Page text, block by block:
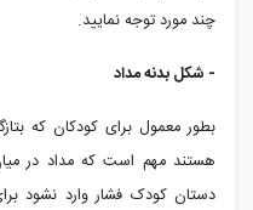
چند مورد توجه نمایید.
- شکل بدنه مداد
بطور معمول برای کودکان که
هستند مهم است که مداد در
دستان کودک فشار وارد نشود